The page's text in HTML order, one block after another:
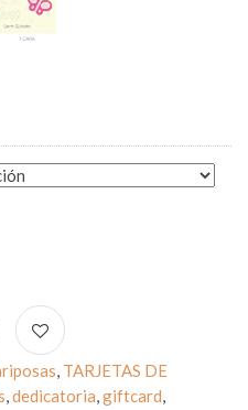
, TARJETAS DE
,dedicatoria,giftcard,